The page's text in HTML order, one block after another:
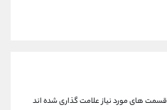
قسمت های مورد نیاز علامت گذاری شده اند